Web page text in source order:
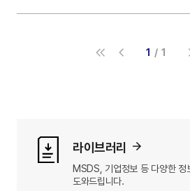
1 1
라이브러리
MSDS, 기업정보 등 다양한
도와드립니다.